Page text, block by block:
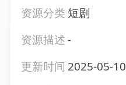
资源分类 短剧
资源描述-
更新时间 2025-05-10